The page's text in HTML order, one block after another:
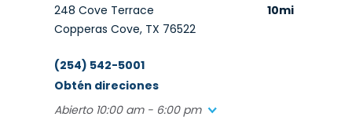
10mi
248 Cove Terrace
Copperas Cove, TX 76522
(254) 542-5001
Obtén direciones
Abierto 10:00 am - 6:00 pm